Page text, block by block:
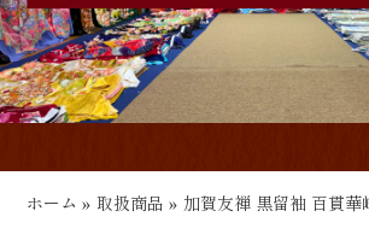
ホーム »取扱商品 » 加賀友禅 黒留袖 百貫華